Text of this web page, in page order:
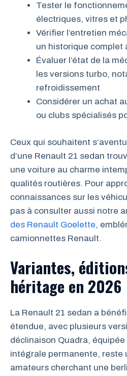
Tester le
électriques, vitres et
Vérifier l’entretien
un historique complet
Évaluer l’état de la
les versions turbo,
refroidissement
Considérer un achat
ou clubs spécialisés
Ceux qui souhaitent
d’une Renault 21 sedan
une voiture au charme
qualités routières. Pour
connaissances sur les
pas à consulter aussi notre
des Renault Goelette,
camionnettes Renault.
Variantes,
héritage en 2026
La Renault 21 sedan a
étendue, avec plusieurs
déclinaison Quadra, équipée
intégrale permanente, reste
amateurs cherchant une